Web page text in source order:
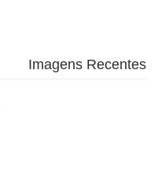
Imagens Recentes